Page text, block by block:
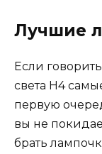
Лучшие
Если
света H4
первую
вы не
брать